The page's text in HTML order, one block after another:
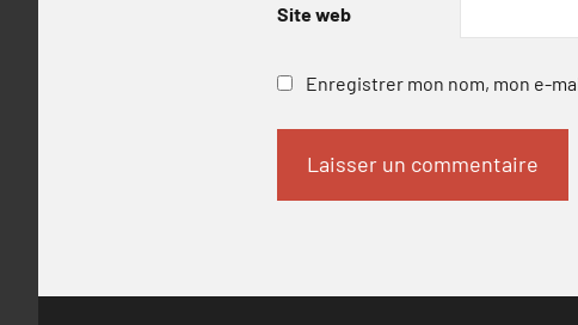
Site web
Enregistrer mon nom, mon e-